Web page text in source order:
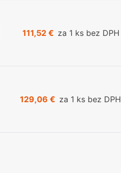
111,52 € za 1 ks bez DPH
129,06 € za 1 ks bez DPH